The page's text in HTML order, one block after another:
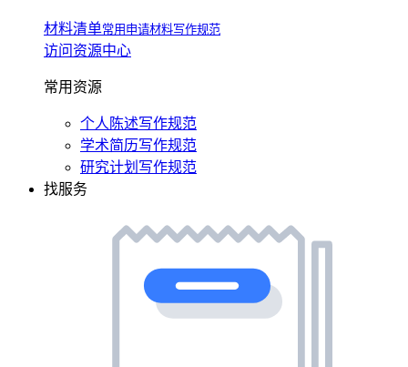
材料清单常用申请材料写作规范
访问资源中心
常用资源
个人陈述写作规范
学术简历写作规范
研究计划写作规范
找服务